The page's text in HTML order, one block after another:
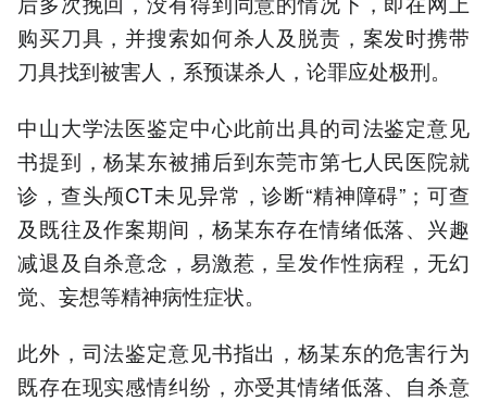
购买刀具，并搜索如何杀人及脱责，案发时携带
刀具找到被害人，系预谋杀人，论罪应处极刑。
中山大学法医鉴定中心此前出具的司法鉴定意见
书提到，杨某东被捕后到东莞市第七人民医院就
诊，查头颅CT未见异常，诊断“精神障碍”；可查
及既往及作案期间，杨某东存在情绪低落、兴趣
减退及自杀意念，易激惹，呈发作性病程，无幻
觉、妄想等精神病性症状。
此外，司法鉴定意见书指出，杨某东的危害行为
既存在现实感情纠纷，亦受其情绪低落、自杀意